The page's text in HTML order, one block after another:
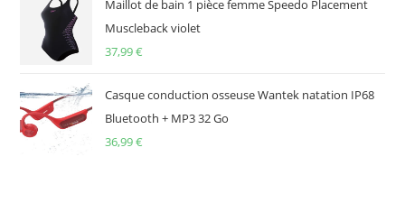
Maillot de bain 1 pièce femme Speedo Placement
Muscleback violet
37,99€
Casque conduction osseuse Wantek natation IP68
Bluetooth + MP3 32 Go
36,99€